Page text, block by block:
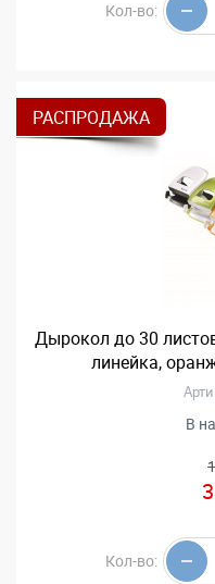
Кол-во:
РАСПРОДАЖА
Дырокол до 30
линейка,
В
Кол-во: